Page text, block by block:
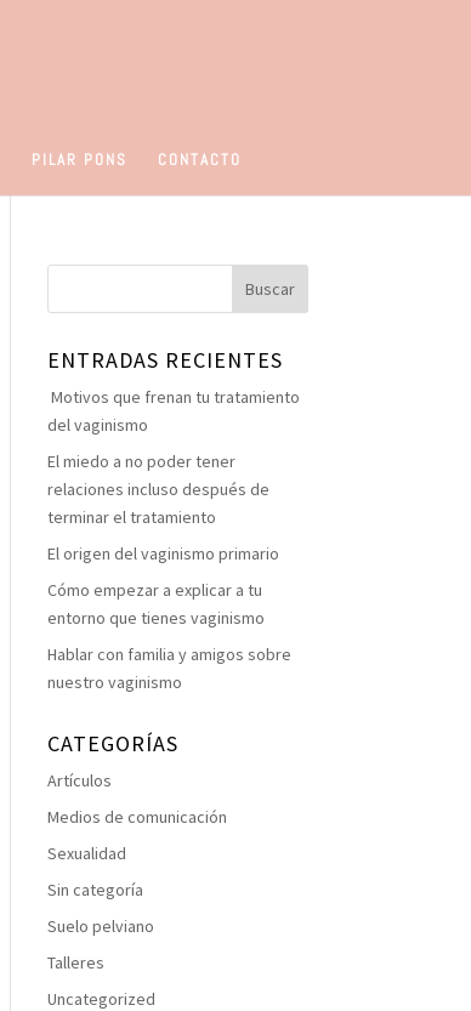
PILAR PONS CONTACTO
ENTRADAS RECIENTES
Motivos que frenan tu tratamiento
del vaginismo
El miedo a no poder tener
relaciones incluso después de
terminar el tratamiento
El origen del vaginismo primario
Cómo empezar a explicar a tu
entorno que tienes vaginismo
Hablar con familia y amigos sobre
nuestro vaginismo
CATEGORÍAS
Artículos
Medios de comunicación
Sexualidad
Sin categoría
Suelo pelviano
Talleres
Uncategorized